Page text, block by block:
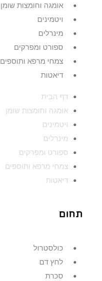
אומגה וחומצות שומן
ויטמינים
מינרלים
ספורט ומפרקים
צמחי מרפא ותוספים
דיאטות
דף הבית
אומגה וחומצות שומן
ויטמינים
מינרלים
ספורט ומפרקים
צמחי מרפא ותוספים
דיאטות
תחום
כולסטרול
לחץ דם
סכרת